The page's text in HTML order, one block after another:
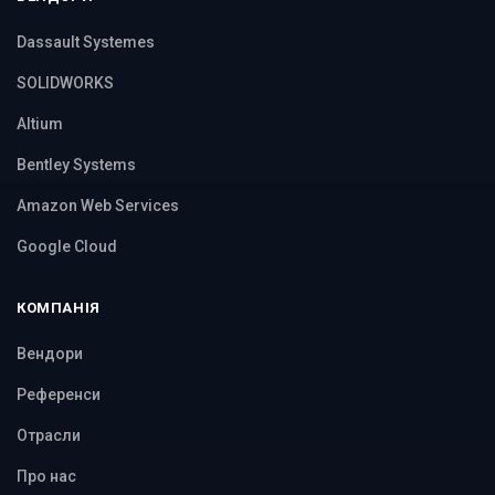
Dassault Systemes
SOLIDWORKS
Altium
Bentley Systems
Amazon Web Services
Google Cloud
КОМПАНІЯ
Вендори
Референси
Отрасли
Про нас